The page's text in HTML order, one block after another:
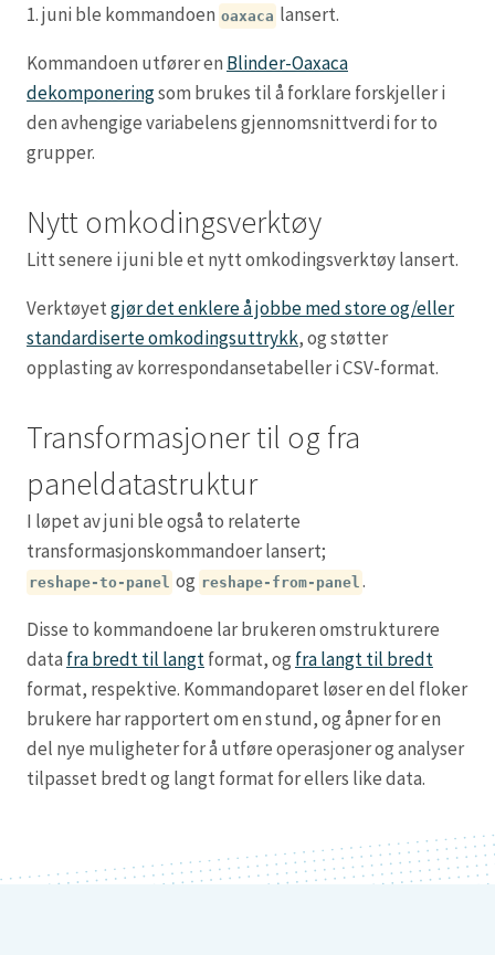
1. juni ble kommandoen oaxaca lansert.
Kommandoen utfører en Blinder-Oaxaca
dekomponeringsom brukes til å forklare forskjeller i
den avhengige variabelens gjennomsnittverdi for to
grupper.
Nytt omkodingsverktøy
Litt senere i juni ble et nytt omkodingsverktøy lansert.
Verktøyetgjør det enklere å jobbe med store og/eller
standardiserte omkodingsuttrykk, og støtter
opplasting av korrespondansetabeller i CSV-format.
Transformasjoner til og fra
paneldatastruktur
I løpet av juni ble også to relaterte
transformasjonskommandoer lansert;
reshape-to-panel og reshape-from-panel .
Disse to kommandoene lar brukeren omstrukturere
data fra bredt til langtformat, og fra langt til bredt
format, respektive. Kommandoparet løser en del floker
brukere har rapportert om en stund, og åpner for en
del nye muligheter for å utføre operasjoner og analyser
tilpasset bredt og langt format for ellers like data.